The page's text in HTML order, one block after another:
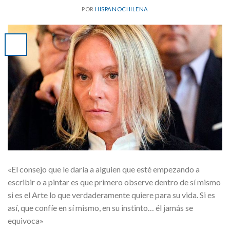
PORHISPANOCHILENA
«El consejo que le daría a alguien que esté empezando a
escribir o a pintar es que primero observe dentro de sí mismo
si es el Arte lo que verdaderamente quiere para su vida. Si es
así, que confíe en sí mismo, en su instinto… él jamás se
equivoca»